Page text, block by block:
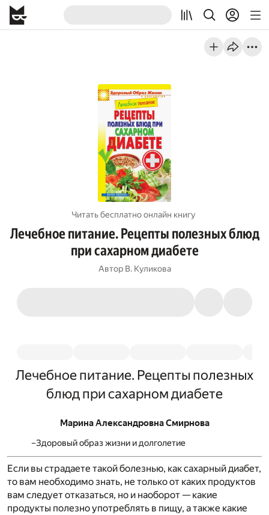
Читать бесплатно онлайн книгу
Лечебное питание. Рецепты полезных блюд
при сахарном диабете
Автор В. Куликова
Лечебное питание. Рецепты полезных
блюд при сахарном диабете
Марина Александровна Смирнова
Здоровый образ жизни и долголетие
Если вы страдаете такой болезнью, как сахарный диабет,
то вам необходимо знать, не только от каких продуктов
вам следует отказаться, но и наоборот — какие
продукты полезно употреблять в пищу, а также какие